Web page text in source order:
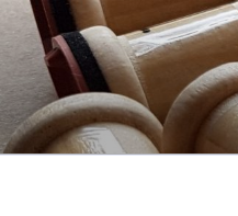
Zum
Inhalt
springen